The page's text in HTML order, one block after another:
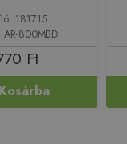
181715
800MBD
Ft
Kosárba